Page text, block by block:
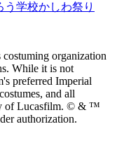
organization
While it is not
preferred Imperial
and all
of Lucasfilm. © & ™
authorization.